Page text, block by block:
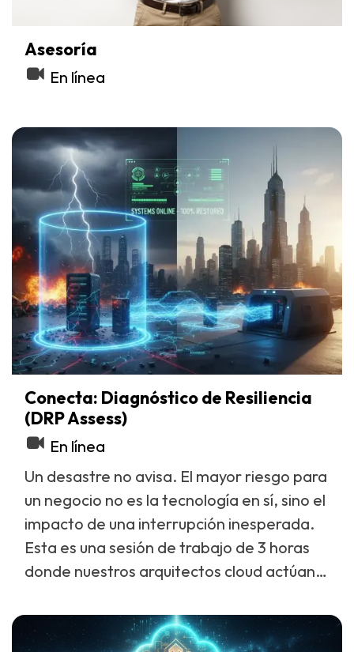
Asesoría
En línea
Conecta: Diagnóstico de Resiliencia
(DRP Assess)
En línea
Un desastre no avisa. El mayor riesgo para
un negocio no es la tecnología en sí, sino el
impacto de una interrupción inesperada.
Esta es una sesión de trabajo de 3 horas
donde nuestros arquitectos cloud actúan
simulacro estratégico.
aplicaciones o datosrealmenteno